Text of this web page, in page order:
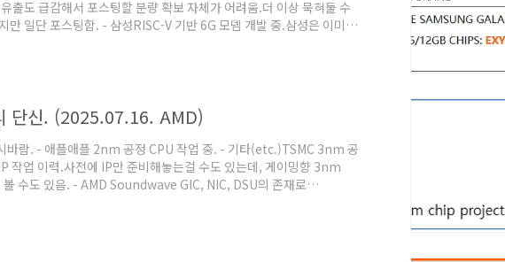
출도 급감해서 포스팅할 분량 확보 자체가 어려움.더 이상 묵혀둘 수
만 일단 포스팅함. - 삼성RISC-V 기반 6G 모뎀 개발 중.삼성은 이미
HBM SoC삼성이 HBM4 로직 다이에 4nm 공정을 사용한다는건 이
단신. (2025.07.16. AMD)
바람. - 애플애플 2nm 공정 CPU 작업 중. - 기타(etc.)TSMC 3nm 공
작업 이력.사전에 IP만 준비해놓는걸 수도 있는데, 게이밍향 3nm
볼 수도 있음. - AMD Soundwave GIC, NIC, DSU의 존재로
성능 코어+효율 코어 구성 확인. Soundwave APU TSMC 3nm 공